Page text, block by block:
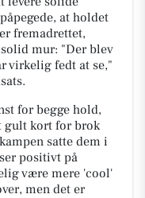
at holdet
fremadrettet,
mur: "Der blev
virkelig fedt at se,"
for begge hold,
gult kort for brok
satte dem i
positivt på
være mere 'cool'
men det er